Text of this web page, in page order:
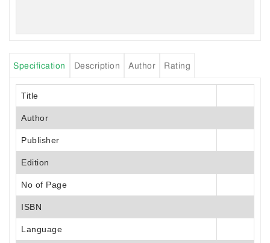
Specification Description Author Rating
Title
Author
Publisher
Edition
No of Page
ISBN
Language